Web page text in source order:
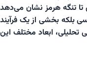
تا تنگه هرمز نشان می‌دهد
بلکه بخشی از یک فرآیند
تحلیلی، ابعاد مختلف این